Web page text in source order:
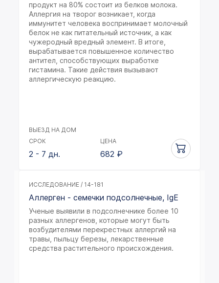
продукт на 80% состоит из белков молока.
Аллергия на творог возникает, когда
иммунитет человека воспринимает молочный
белок не как питательный источник, а как
чужеродный вредный элемент. В итоге,
вырабатывается повышенное количество
антител, способствующих выработке
гистамина. Такие действия вызывают
аллергическую реакцию.
ВЫЕЗД НА ДОМ
СРОК
2 - 7 дн.
ЦЕНА
682 ₽
ИССЛЕДОВАНИЕ / 14-181
Аллерген - семечки подсолнечные, IgE
Ученые выявили в подсолнечнике более 10
разных аллергенов, которые могут быть
возбудителями перекрестных аллергий на
травы, пыльцу березы, лекарственные
средства растительного происхождения.